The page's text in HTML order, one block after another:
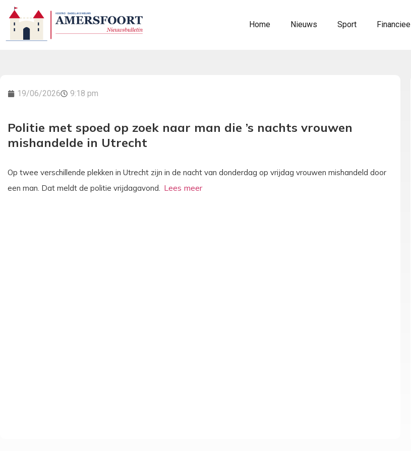
Home Nieuws Sport Financieel
19/06/2026 9:18 pm
Politie met spoed op zoek naar man die ’s nachts vrouwen
mishandelde in Utrecht
Op twee verschillende plekken in Utrecht zijn in de nacht van donderdag op vrijdag vrouwen mishandeld door
een man. Dat meldt de politie vrijdagavond.